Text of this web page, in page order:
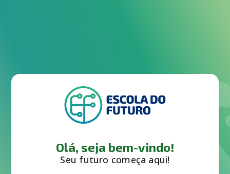
Olá, seja bem-vindo!
Seu futuro começa aqui!